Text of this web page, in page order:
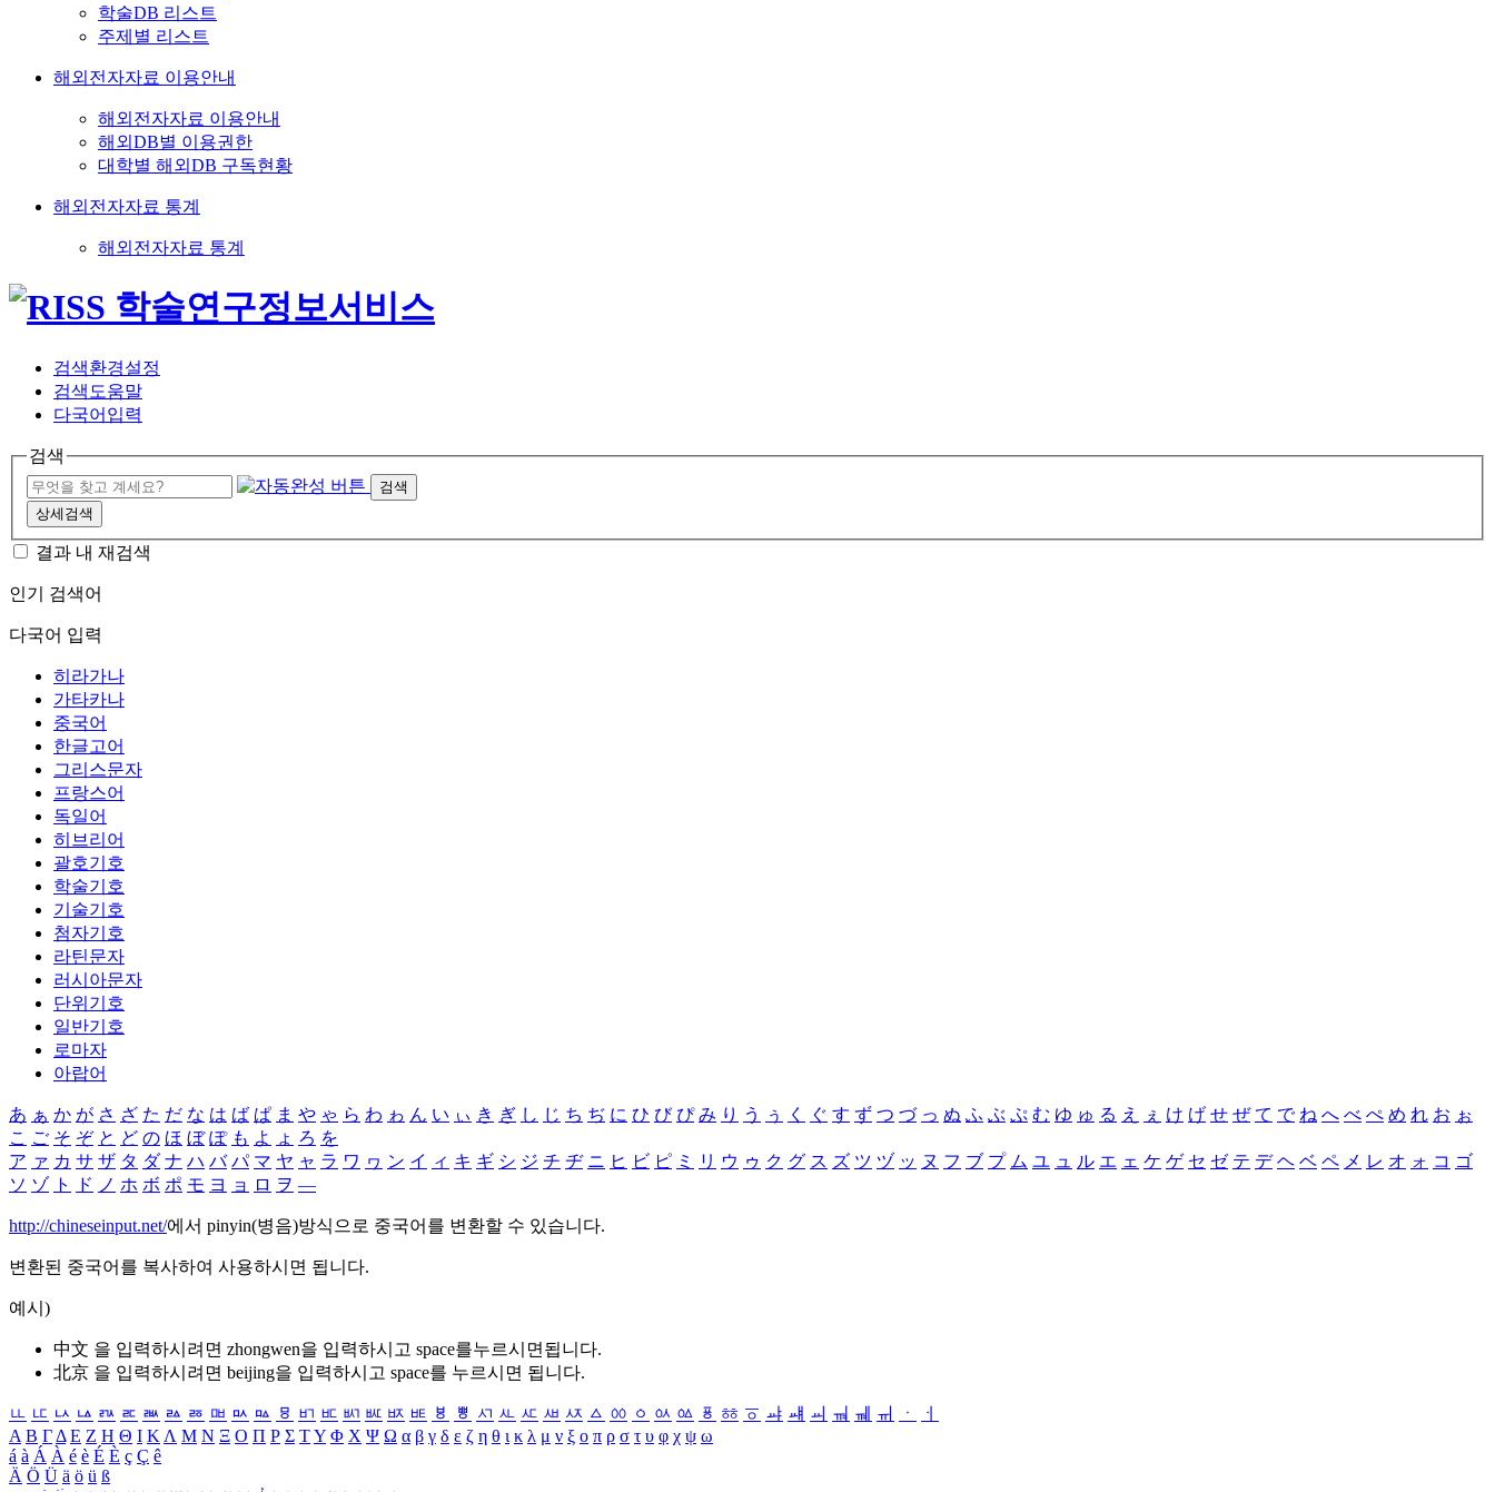
학술DB 리스트
주제별 리스트
해외전자자료 이용안내
해외전자자료 이용안내
해외DB별 이용권한
대학별 해외DB 구독현황
해외전자자료 통계
해외전자자료 통계
검색환경설정
검색도움말
다국어입력
검색
검색
상세검색
결과 내 재검색
인기 검색어
다국어 입력
히라가나
가타카나
중국어
한글고어
그리스문자
프랑스어
독일어
히브리어
괄호기호
학술기호
기술기호
첨자기호
라틴문자
러시아문자
단위기호
일반기호
로마자
아랍어
あ ぁ か が さ ざ た だ な は ば ぱ ま や ゃ ら わ ゎ ん い ぃ き ぎ し じ ち ぢ に ひ び ぴ み り う ぅ く ぐ す ず つ づ っ ぬ ふ ぶ ぷ む ゆ ゅ る え ぇ け げ せ ぜ て で ね へ べ ぺ め れ お ぉ
こ ご そ ぞ と ど の ほ ぼ ぽ も よ ょ ろ を
ア ァ カ サ ザ タ ダ ナ ハ バ パ マ ヤ ャ ラ ワ ヮ ン イ ィ キ ギ シ ジ チ ヂ ニ ヒ ビ ピ ミ リ ウ ゥ ク グ ス ズ ツ ヅ ッ ヌ フ ブ プ ム ユ ュ ル エ ェ ケ ゲ セ ゼ テ デ ヘ ベ ペ メ レ オ ォ コ ゴ
ソ ゾ ト ド ノ ホ ボ ポ モ ヨ ョ ロ ヲ ―
http://chineseinput.net/에서 pinyin(병음)방식으로 중국어를 변환할 수 있습니다.
변환된 중국어를 복사하여 사용하시면 됩니다.
예시)
中文 을 입력하시려면 zhongwen을 입력하시고 space를누르시면됩니다.
北京 을 입력하시려면 beijing을 입력하시고 space를 누르시면 됩니다.
ㅥ ㅦ ㅧ ㅨ ㅩ ㅪ ㅫ ㅬ ㅭ ㅮ ㅯ ㅰ ㅱ ㅲ ㅳ ㅴ ㅵ ㅶ ㅷ ㅸ ㅹ ㅺ ㅻ ㅼ ㅽ ㅾ ㅿ ㆀ ㆁ ㆂ ㆃ ㆄ ㆅ ㆆ ㆇ ㆈ ㆉ ㆊ ㆋ ㆌ ㆍ
ㆎ
Α Β ΓΔ Ε Ζ Η Θ Ι ΚΛ Μ Ν Ξ Ο Π Ρ Σ ΤΥ Φ Χ Ψ Ω α β γ δ ε ζ η θ ι κ λ μ ν ξ ο π ρ σ τ υ φ χ ψ ω
á à Á À é è É È ç Ç ê
Ä Ö Ü ä ö ü ß